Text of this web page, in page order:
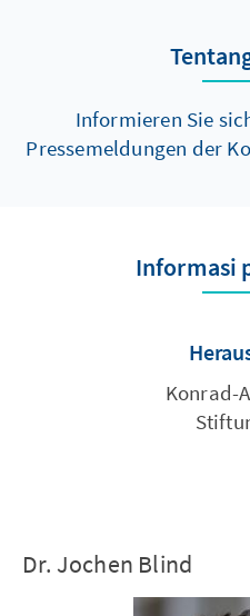
Informieren Sie
Pressemeldungen der
Informasi
Konrad-
Dr. Jochen Blind